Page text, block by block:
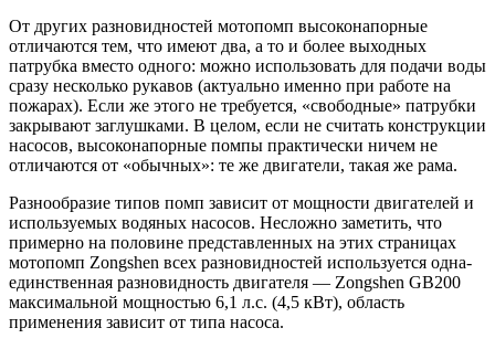
От других разновидностей мотопомп высоконапорные
отличаются тем, что имеют два, а то и более выходных
патрубка вместо одного: можно использовать для подачи воды
сразу несколько рукавов (актуально именно при работе на
пожарах). Если же этого не требуется, «свободные» патрубки
закрывают заглушками. В целом, если не считать конструкции
насосов, высоконапорные помпы практически ничем не
отличаются от «обычных»: те же двигатели, такая же рама.
Разнообразие типов помп зависит от мощности двигателей и
используемых водяных насосов. Несложно заметить, что
примерно на половине представленных на этих страницах
мотопомп Zongshen всех разновидностей используется одна-
единственная разновидность двигателя — Zongshen GB200
максимальной мощностью 6,1 л.с. (4,5 кВт), область
применения зависит от типа насоса.